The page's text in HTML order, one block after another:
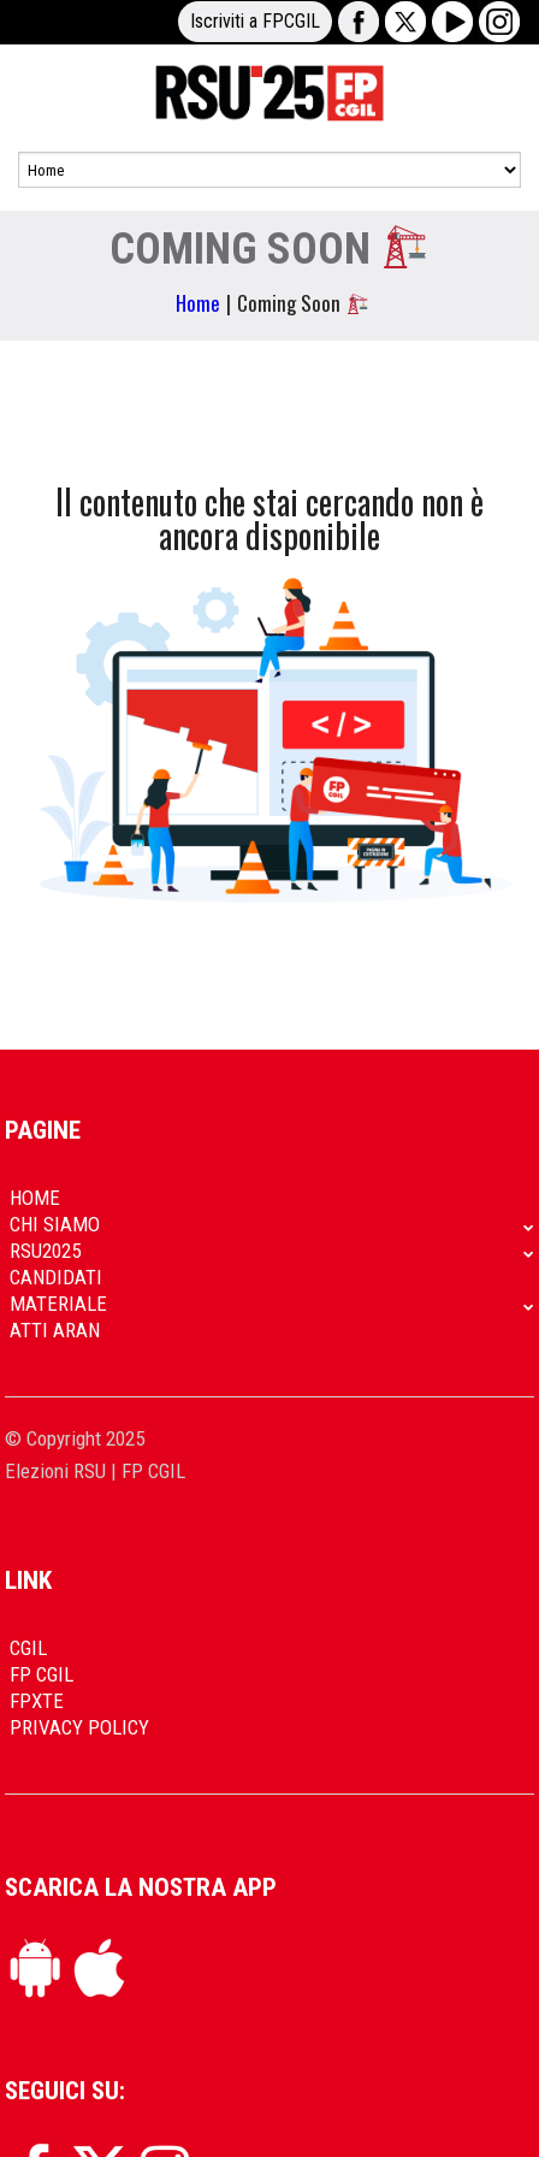
Iscriviti a FPCGIL
COMING SOON
Home | Coming Soon
Il contenuto che stai cercando non è
ancora disponibile
PAGINE
HOME
CHI SIAMO
RSU2025
CANDIDATI
MATERIALE
ATTI ARAN
© Copyright 2025
Elezioni RSU | FP CGIL
LINK
CGIL
FP CGIL
FPXTE
PRIVACY POLICY
SCARICA LA NOSTRA APP
SEGUICI SU: